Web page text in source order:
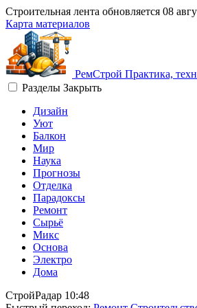
Строительная лента обновляется 08
Карта материалов
РемСтрой Практика,
Разделы Закрыть
Дизайн
Уют
Балкон
Мир
Наука
Прогнозы
Отделка
Парадоксы
Ремонт
Сырьё
Микс
Основа
Электро
Дома
СтройРадар 10:48